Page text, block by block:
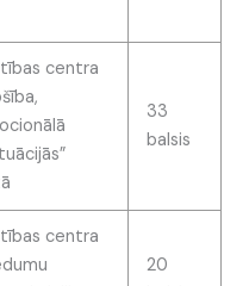
centra
33
balsis
centra
20